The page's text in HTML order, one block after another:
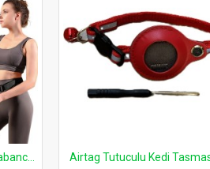
Airtag Tutuculu Kedi Tasması Zilli ve Reflektörlü Turuncu